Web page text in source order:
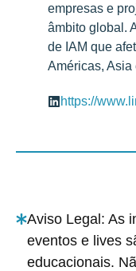
empresas e
âmbito global.
de IAM que
Américas, Asia
https://
Aviso Legal: As
eventos e lives
educacionais.